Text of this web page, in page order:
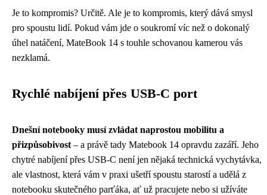
Je to kompromis? Určitě. Ale je to kompromis, který dává smysl
pro spoustu lidí. Pokud vám jde o soukromí víc než o dokonalý
úhel natáčení, MateBook 14 s touhle schovanou kamerou vás
nezklamá.
Rychlé nabíjení přes USB-C port
Dnešní notebooky musí zvládat naprostou mobilitu a
přizpůsobivost – a právě tady Matebook 14 opravdu zazáří. Jeho
chytré nabíjení přes USB-C není jen nějaká technická vychytávka,
ale vlastnost, která vám v praxi ušetří spoustu starostí a udělá z
notebooku skutečného parťáka, ať už pracujete nebo si užíváte